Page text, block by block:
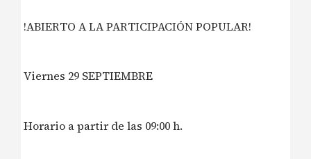
!ABIERTO A LA PARTICIPACIÓN POPULAR!
Viernes 29 SEPTIEMBRE
Horario a partir de las 09:00 h.